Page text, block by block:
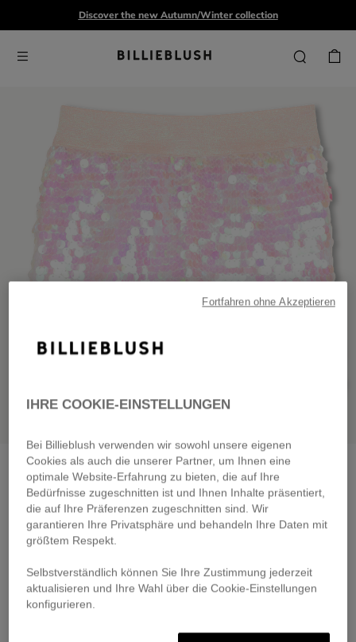
Discover the new Autumn/Winter collection
Shorts white
From € 49,00
Pay in 4 interest-free instalments
🔒 Secure payment & easy returns
DESCRIPTION
IHRE COOKIE-EINSTELLUNGEN
Bei Billieblush verwenden wir sowohl unsere eigenen
Cookies als auch die unserer Partner, um Ihnen eine
optimale Website-Erfahrung zu bieten, die auf Ihre
Bedürfnisse zugeschnitten ist und Ihnen Inhalte präsentiert,
die auf Ihre Präferenzen zugeschnitten sind. Wir
garantieren Ihre Privatsphäre und behandeln Ihre Daten mit
größtem Respekt.
Selbstverständlich können Sie Ihre Zustimmung jederzeit
aktualisieren und Ihre Wahl über die Cookie-Einstellungen
konfigurieren.
Fortfahren ohne Akzeptieren